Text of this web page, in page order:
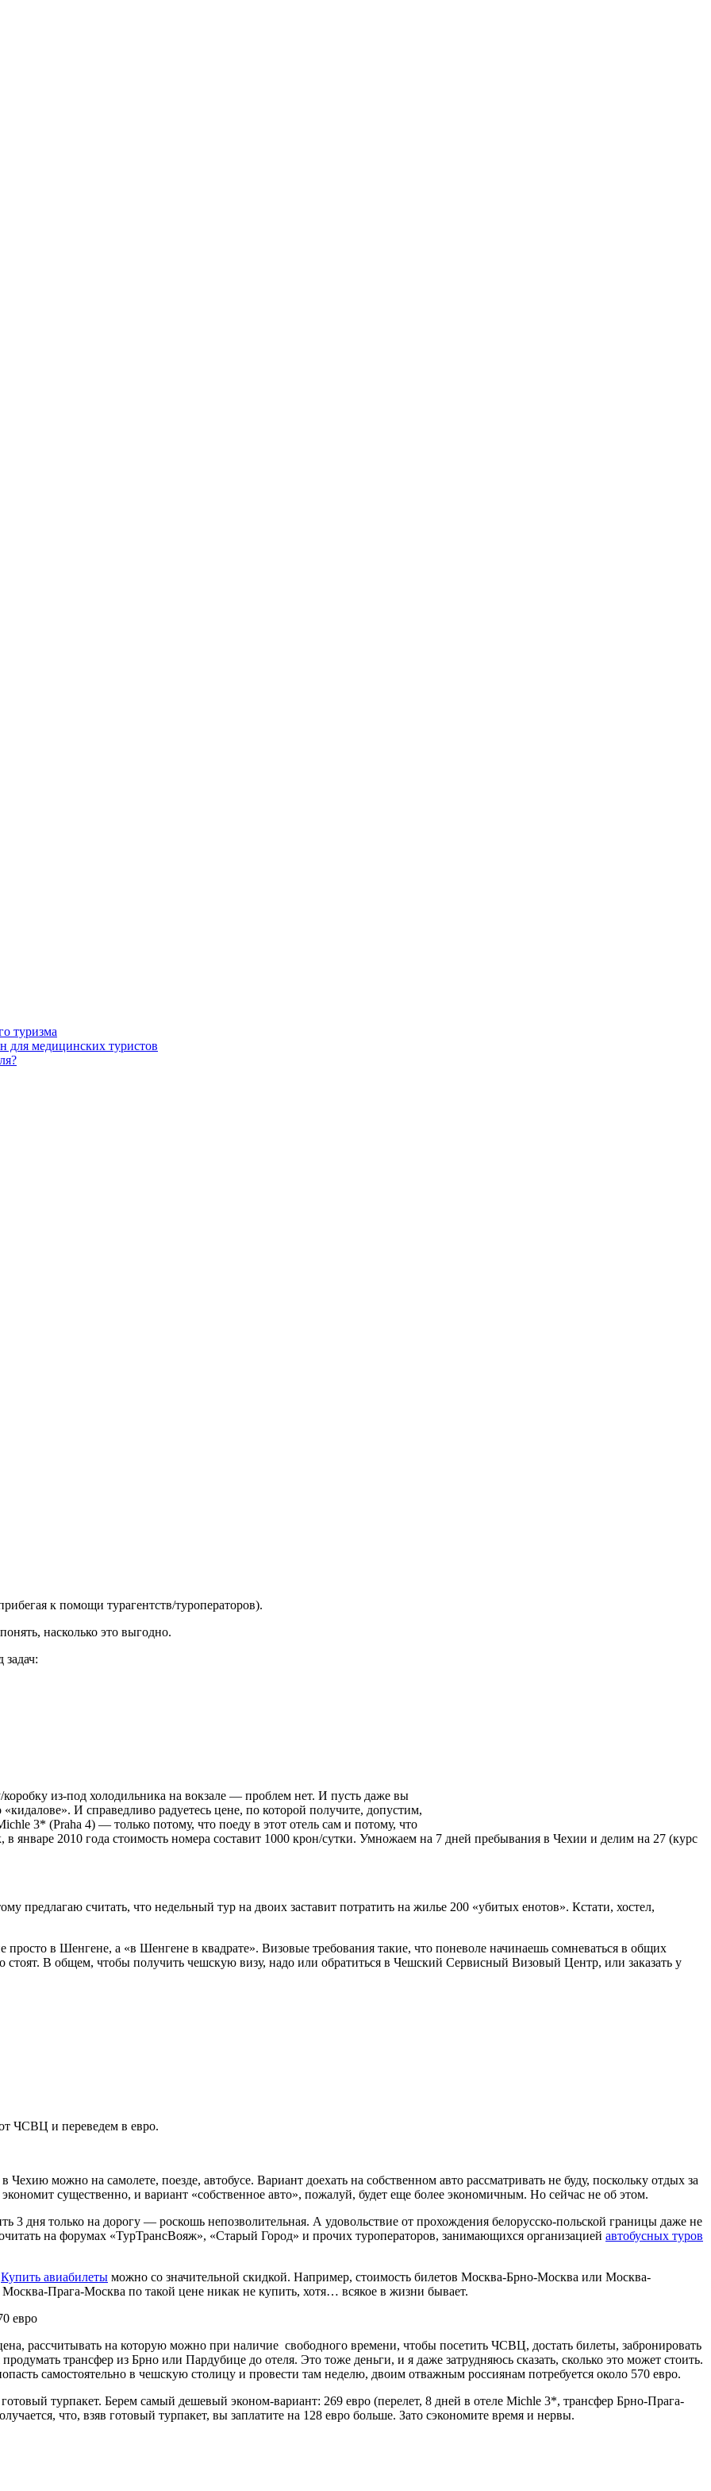
туризма
для медицинских туристов
к помощи турагентств/туроператоров).
насколько это выгодно.
из-под холодильника на вокзале — проблем нет. И пусть даже вы
И справедливо радуетесь цене, по которой получите, допустим,
3* (Praha 4) — только потому, что поеду в этот отель сам и потому, что
январе 2010 года стоимость номера составит 1000 крон/сутки. Умножаем на 7 дней пребывания в Чехии и делим на 27 (курс
предлагаю считать, что недельный тур на двоих заставит потратить на жилье 200 «убитых енотов». Кстати, хостел,
в Шенгене, а «в Шенгене в квадрате». Визовые требования такие, что поневоле начинаешь сомневаться в общих
стоят. В общем, чтобы получить чешскую визу, надо или обратиться в Чешский Сервисный Визовый Центр, или заказать у
ЧСВЦ и переведем в евро.
Чехию можно на самолете, поезде, автобусе. Вариант доехать на собственном авто рассматривать не буду, поскольку отдых за
существенно, и вариант «собственное авто», пожалуй, будет еще более экономичным. Но сейчас не об этом.
3 дня только на дорогу — роскошь непозволительная. А удовольствие от прохождения белорусско-польской границы даже не
на форумах «ТурТрансВояж», «Старый Город» и прочих туроператоров, занимающихся организацией автобусных туров
Купить авиабилеты можно со значительной скидкой. Например, стоимость билетов Москва-Брно-Москва или Москва-
Прага-Москва по такой цене никак не купить, хотя… всякое в жизни бывает.
евро
рассчитывать на которую можно при наличие свободного времени, чтобы посетить ЧСВЦ, достать билеты, забронировать
трансфер из Брно или Пардубице до отеля. Это тоже деньги, и я даже затрудняюсь сказать, сколько это может стоить.
самостоятельно в чешскую столицу и провести там неделю, двоим отважным россиянам потребуется около 570 евро.
готовый турпакет. Берем самый дешевый эконом-вариант: 269 евро (перелет, 8 дней в отеле Michle 3*, трансфер Брно-Прага-
что, взяв готовый турпакет, вы заплатите на 128 евро больше. Зато сэкономите время и нервы.